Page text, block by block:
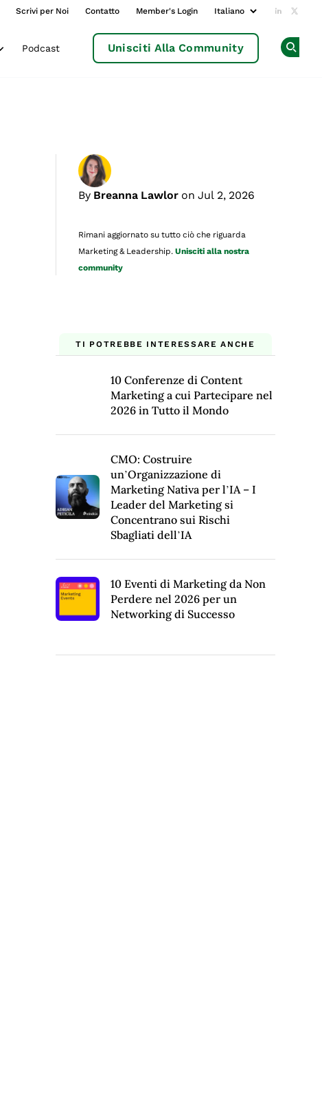
Scrivi per Noi Contatto Member's Login Add us
Podcast Unisciti Alla Community
By Breanna Lawlor on Jul 2, 2026
Rimani aggiornato su tutto ciò che riguarda
Marketing & Leadership. Unisciti alla nostra
community
TI POTREBBE INTERESSARE ANCHE
10 Conferenze di Content
Marketing a cui Partecipare nel
2026 in Tutto il Mondo
CMO: Costruire
un’Organizzazione di
Marketing Nativa per l’IA – I
Leader del Marketing si
Concentrano sui Rischi
Sbagliati dell’IA
10 Eventi di Marketing da Non
Perdere nel 2026 per un
Networking di Successo